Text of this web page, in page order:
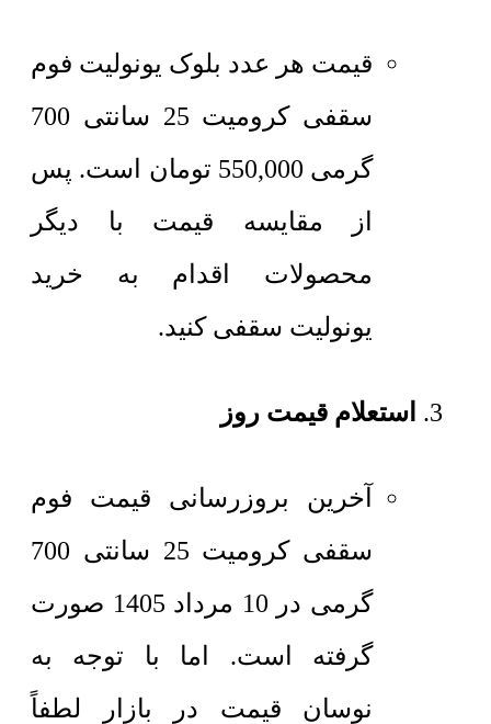
قیمت هر عدد بلوک یونولیت فوم
سقفی کرومیت 25 سانتی 700
گرمی 550,000 تومان است. پس
از مقایسه قیمت با دیگر
محصولات اقدام به خرید
یونولیت سقفی کنید.
استعلام قیمت روز
آخرین بروزرسانی قیمت فوم
سقفی کرومیت 25 سانتی 700
گرمی در 10 مرداد 1405 صورت
گرفته است. اما با توجه به
نوسان قیمت در بازار لطفاً